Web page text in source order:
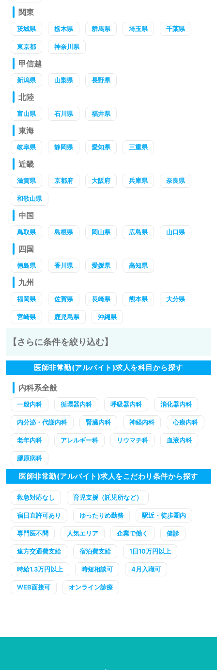
関東
茨城県 栃木県 群馬県 埼玉県 千葉県
東京都 神奈川県
甲信越
新潟県 山梨県 長野県
北陸
富山県 石川県 福井県
東海
岐阜県 静岡県 愛知県 三重県
近畿
滋賀県 京都府 大阪府 兵庫県 奈良県
和歌山県
中国
鳥取県 島根県 岡山県 広島県 山口県
四国
徳島県 香川県 愛媛県 高知県
九州
福岡県 佐賀県 長崎県 熊本県 大分県
宮崎県 鹿児島県 沖縄県
【さらに条件を絞り込む】
医師非常勤(アルバイト)求人を科目から探す
内科系全般
一般内科 循環器内科 呼吸器内科 消化器内科
内分泌・代謝内科 腎臓内科 神経内科 心療内科
老年内科 アレルギー科 リウマチ科 血液内科
膠原病科
医師非常勤(アルバイト)求人をこだわり条件から探す
救急対応なし 育児支援（託児所など）
宿日直許可あり ゆったりめ勤務 駅近・徒歩圏内
専門医不問 人気エリア 企業で働く 健診
遠方交通費支給 宿泊費支給 1日10万円以上
時給1.3万円以上 時短相談可 4月入職可
WEB面接可 オンライン診療